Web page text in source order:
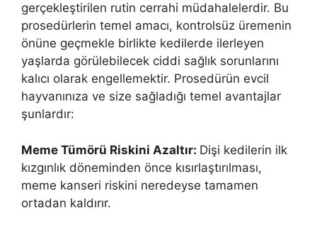
gerçekleştirilen rutin cerrahi müdahalelerdir. Bu
prosedürlerin temel amacı, kontrolsüz üremenin
önüne geçmekle birlikte kedilerde ilerleyen
yaşlarda görülebilecek ciddi sağlık sorunlarını
kalıcı olarak engellemektir. Prosedürün evcil
hayvanınıza ve size sağladığı temel avantajlar
şunlardır:
Meme Tümörü Riskini Azaltır: Dişi kedilerin ilk
kızgınlık döneminden önce kısırlaştırılması,
meme kanseri riskini neredeyse tamamen
ortadan kaldırır.